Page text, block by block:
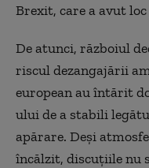
Brexit, care a avut
De atunci, războiul
riscul dezangajării
european au întărit
ului de a stabili
apărare. Deşi
încălzit, discuţiile nu